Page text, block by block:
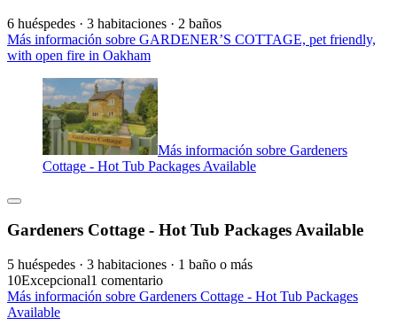
6 huéspedes · 3 habitaciones · 2 baños
Más información sobre GARDENER’S COTTAGE, pet friendly,
with open fire in Oakham
Más información sobre Gardeners
Cottage - Hot Tub Packages Available
Gardeners Cottage - Hot Tub Packages Available
5 huéspedes · 3 habitaciones · 1 baño o más
10Excepcional1 comentario
Más información sobre Gardeners Cottage - Hot Tub Packages
Available